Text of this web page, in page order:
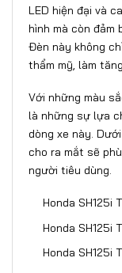
LED hiện đại và
hình mà còn đảm
Đèn này không
thẩm mỹ, làm
Với những màu
là những sự lựa
dòng xe này.
cho ra mắt sẽ
người tiêu dùng.
Honda SH125i
Honda SH125i
Honda SH125i